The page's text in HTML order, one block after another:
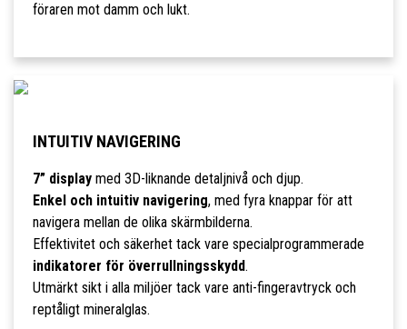
föraren mot damm och lukt.
INTUITIV NAVIGERING
7” displaymed 3D-liknande detaljnivå och djup.
Enkel och intuitiv navigering, med fyra knappar för att
navigera mellan de olika skärmbilderna.
Effektivitet och säkerhet tack vare specialprogrammerade
indikatorer för överrullningsskydd.
Utmärkt sikt i alla miljöer tack vare anti-fingeravtryck och
reptåligt mineralglas.